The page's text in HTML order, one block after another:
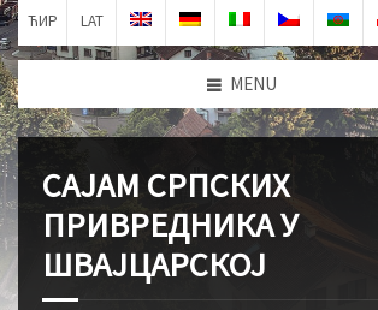
ЋИР LAT
MENU
САЈАМ СРПСКИХ
ПРИВРЕДНИКА У
ШВАЈЦАРСКОЈ